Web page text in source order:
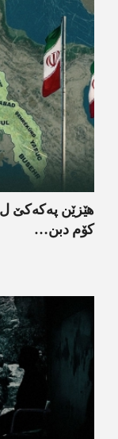
ھێزێن پەکەکێ
کۆم دبن…